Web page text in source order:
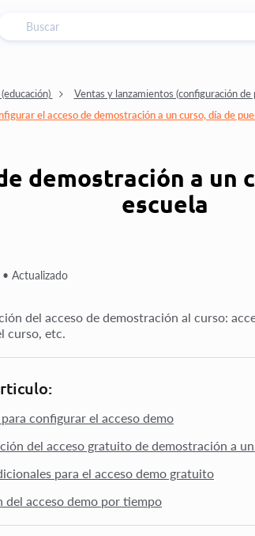
Ventas y lanzamientos (configuración
el acceso de demostración a un curso, día de
demostración a un
escuela
• Actualizado
del acceso de demostración al curso:
curso, etc.
configurar el acceso demo
del acceso gratuito de demostración a
para el acceso demo gratuito
del acceso demo por tiempo